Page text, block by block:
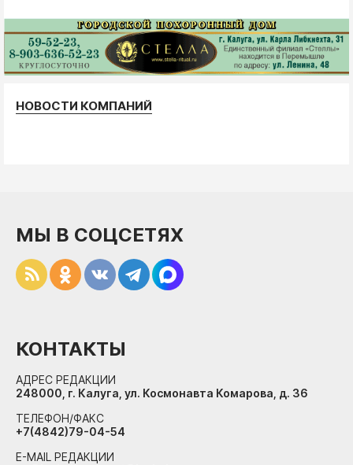
НОВОСТИ КОМПАНИЙ
МЫ В СОЦСЕТЯХ
КОНТАКТЫ
АДРЕС РЕДАКЦИИ
248000, г. Калуга, ул. Космонавта Комарова, д. 36
ТЕЛЕФОН/ФАКС
+7(4842)79-04-54
E-MAIL РЕДАКЦИИ